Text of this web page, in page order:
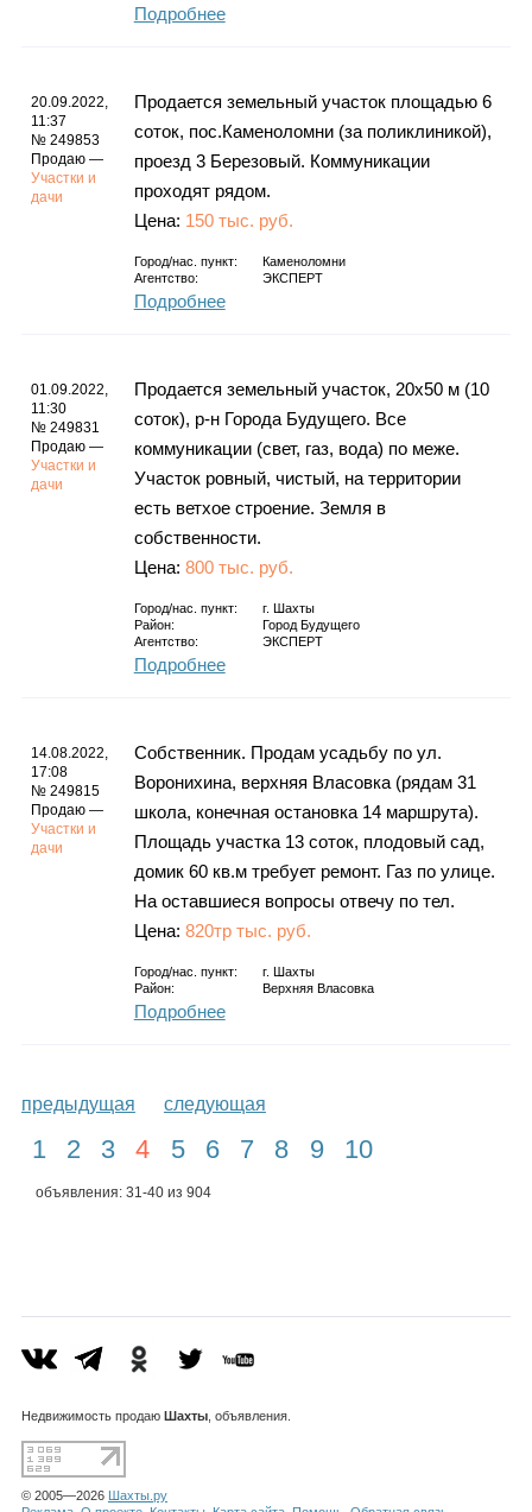
Подробнее
20.09.2022,
11:37
№ 249853
Продаю —
Участки и
дачи
Продается земельный участок площадью 6
соток, пос.Каменоломни (за поликлиникой),
проезд 3 Березовый. Коммуникации
проходят рядом.
Цена: 150 тыс. руб.
Город/нас. пункт:
Каменоломни
Агентство:
ЭКСПЕРТ
Подробнее
01.09.2022,
11:30
№ 249831
Продаю —
Участки и
дачи
Продается земельный участок, 20х50 м (10
соток), р-н Города Будущего. Все
коммуникации (свет, газ, вода) по меже.
Участок ровный, чистый, на территории
есть ветхое строение. Земля в
собственности.
Цена: 800 тыс. руб.
Город/нас. пункт: г.
Шахты
Район:
Город Будущего
Агентство:
ЭКСПЕРТ
Подробнее
14.08.2022,
17:08
№ 249815
Продаю —
Участки и
дачи
Собственник. Продам усадьбу по ул.
Воронихина, верхняя Власовка (рядам 31
школа, конечная остановка 14 маршрута).
Площадь участка 13 соток, плодовый сад,
домик 60 кв.м требует ремонт. Газ по улице.
На оставшиеся вопросы отвечу по тел.
Цена: 820тр тыс. руб.
Город/нас. пункт: г.
Шахты
Район:
Верхняя Власовка
Подробнее
предыдущая следующая
1 2 3 4 5 6 7 8 9 10
объявления: 31-40 из 904
Недвижимость продаю Шахты, объявления.
© 2005—2026
Шахты.ру